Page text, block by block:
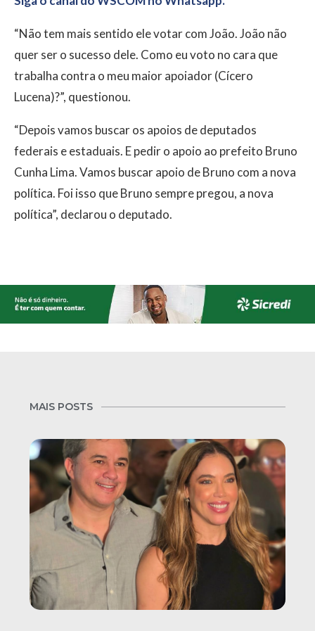
“Não tem mais sentido ele votar com João. João não
quer ser o sucesso dele. Como eu voto no cara que
trabalha contra o meu maior apoiador (Cícero
Lucena)?”, questionou.
“Depois vamos buscar os apoios de deputados
federais e estaduais. E pedir o apoio ao prefeito Bruno
Cunha Lima. Vamos buscar apoio de Bruno com a nova
política. Foi isso que Bruno sempre pregou, a nova
política”, declarou o deputado.
MAIS POSTS